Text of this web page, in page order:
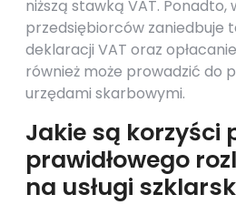
niższą stawką VAT. Ponadto,
przedsiębiorców zaniedbuje
deklaracji VAT oraz
również może prowadzić do
urzędami skarbowymi.
Jakie są korzyści
prawidłowego
na usługi